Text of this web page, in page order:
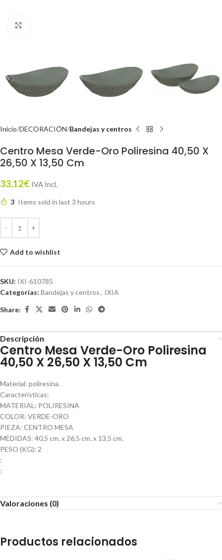
Inicio DECORACIÓN Bandejas y centros
Centro Mesa Verde-Oro Poliresina 40,50 X
26,50 X 13,50 Cm
33,12€ IVA Incl.
3 Items sold in last 3 hours
Add to wishlist
SKU: IXI-610785
Categorías: Bandejas y centros, IXIA
Share:
Descripción
Centro Mesa Verde-Oro Poliresina
40,50 X 26,50 X 13,50 Cm
Material: poliresina.
Características:
MATERIAL: POLIRESINA
COLOR: VERDE-ORO
PIEZA: CENTRO MESA
MEDIDAS: 40,5 cm. x 26,5 cm. x 13,5 cm.
PESO (KG): 2
:
:
Valoraciones (0)
Productos relacionados